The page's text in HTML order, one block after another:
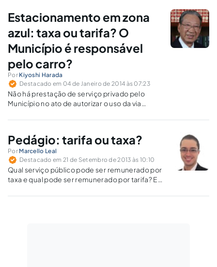
desconto sobre a tarifa de energia elétrica
Estacionamento em zona
azul: taxa ou tarifa? O
Município é responsável
pelo carro?
Por Kiyoshi Harada
Destacado em 04 de Janeiro de 2014 às 07:23
Não há prestação de serviço privado pelo
Município no ato de autorizar o uso da via
prestação de serviço público que enseja a
Pedágio: tarifa ou taxa?
Por Marcello Leal
Destacado em 21 de Setembro de 2013 às 10:10
Qual serviço público pode ser remunerado por
taxa e qual pode ser remunerado por tarifa? E